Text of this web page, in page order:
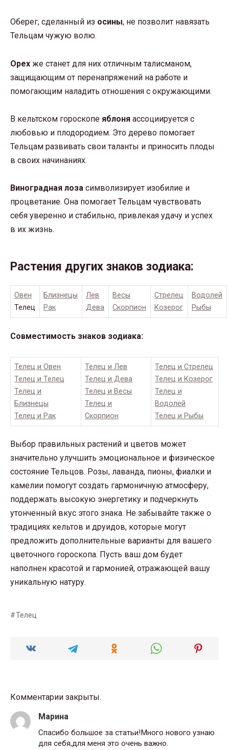
Оберег, сделанный из осины, не позволит навязать
Тельцам чужую волю.
Орех же станет для них отличным талисманом,
защищающим от перенапряжений на работе и
помогающим наладить отношения с окружающими.
В кельтском гороскопе яблоня ассоциируется с
любовью и плодородием. Это дерево помогает
Тельцам развивать свои таланты и приносить плоды
в своих начинаниях.
Виноградная лоза символизирует изобилие и
процветание. Она помогает Тельцам чувствовать
себя уверенно и стабильно, привлекая удачу и успех
в их жизнь.
Растения других знаков зодиака:
Овен
Телец
Близнецы
Рак
Лев
Дева
Весы
Скорпион
Стрелец
Козерог
Водолей
Рыбы
Совместимость знаков зодиака:
Телец и Овен
Телец и Телец
Телец и
Близнецы
Телец и Рак
Телец и Лев
Телец и Дева
Телец и Весы
Телец и
Скорпион
Телец и Стрелец
Телец и Козерог
Телец и
Водолей
Телец и Рыбы
Выбор правильных растений и цветов может
значительно улучшить эмоциональное и физическое
состояние Тельцов. Розы, лаванда, пионы, фиалки и
камелии помогут создать гармоничную атмосферу,
поддержать высокую энергетику и подчеркнуть
утонченный вкус этого знака. Не забывайте также о
традициях кельтов и друидов, которые могут
предложить дополнительные варианты для вашего
цветочного гороскопа. Пусть ваш дом будет
наполнен красотой и гармонией, отражающей вашу
уникальную натуру.
Телец
Комментарии закрыты.
Марина
Спасибо большое за статьи!Много нового узнаю
для себя,для меня это очень важно.